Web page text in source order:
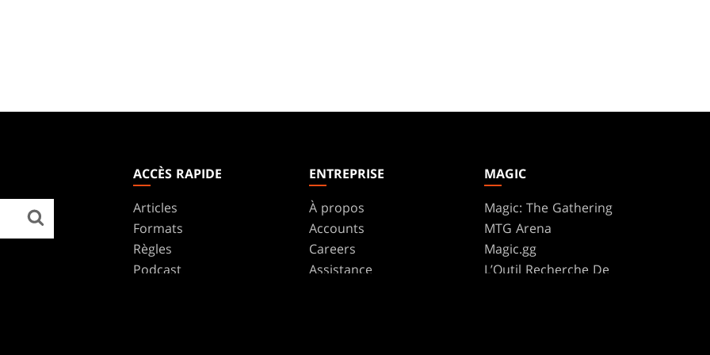
ACCÈS RAPIDE
Articles
Formats
Règles
Podcast
ENTREPRISE
À propos
Accounts
Careers
Assistance
MAGIC
Magic: The Gathering
MTG Arena
Magic.gg
L’Outil Recherche De